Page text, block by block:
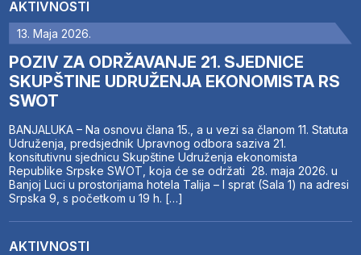
AKTIVNOSTI
13. Maja 2026.
POZIV ZA ODRŽAVANJE 21. SJEDNICE
SKUPŠTINE UDRUŽENJA EKONOMISTA RS
SWOT
BANJALUKA – Na osnovu člana 15., a u vezi sa članom 11. Statuta
Udruženja, predsjednik Upravnog odbora saziva 21.
konsitutivnu sjednicu Skupštine Udruženja ekonomista
Republike Srpske SWOT, koja će se održati 28. maja 2026. u
Banjoj Luci u prostorijama hotela Talija – I sprat (Sala 1) na adresi
Srpska 9, s početkom u 19 h. […]
AKTIVNOSTI